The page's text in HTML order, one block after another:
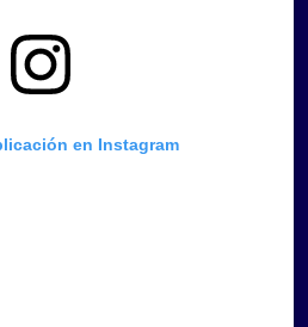
en Instagram